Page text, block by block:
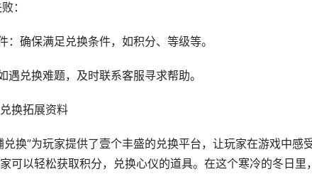
：
：确保满足兑换条件，如积分、等级等。
遇兑换难题，及时联系客服寻求帮助。
换拓展资料
兑换”为玩家提供了壹个丰盛的兑换平台，让玩家在游戏中感
可以轻松获取积分，兑换心仪的道具。在这个寒冷的冬日里